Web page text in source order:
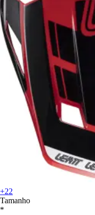
+22
Tamanho
*